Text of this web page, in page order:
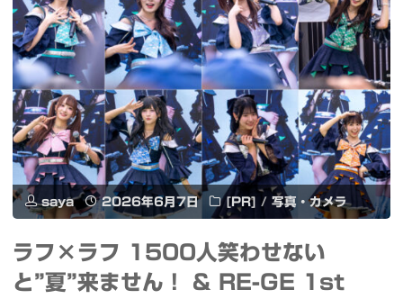
す
び
ロ
コ
ロ
木
saya 2026年6月7日 [PR] / 写真・カメラ
ラフ×ラフ 1500人笑わせない
と”夏”来ません！ & RE-GE 1st